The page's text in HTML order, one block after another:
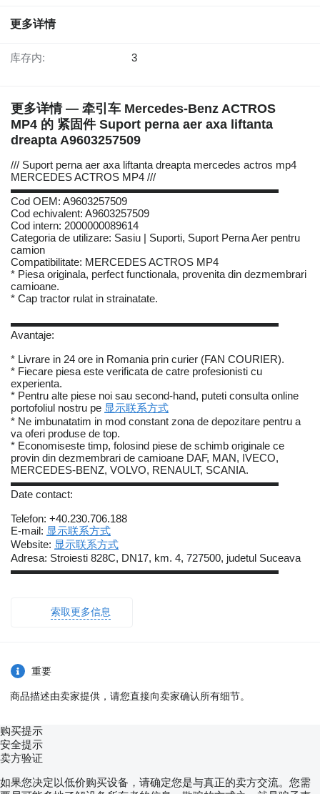
更多详情
库存内: 3
更多详情 — 牵引车 Mercedes-Benz ACTROS
MP4 的 紧固件 Suport perna aer axa liftanta
dreapta A9603257509
/// Suport perna aer axa liftanta dreapta mercedes actros mp4
MERCEDES ACTROS MP4 ///
▬▬▬▬▬▬▬▬▬▬▬▬▬▬▬▬▬▬▬▬▬▬▬▬▬
Cod OEM: A9603257509
Cod echivalent: A9603257509
Cod intern: 2000000089614
Categoria de utilizare: Sasiu | Suporti, Suport Perna Aer pentru
camion
Compatibilitate: MERCEDES ACTROS MP4
* Piesa originala, perfect functionala, provenita din dezmembrari
camioane.
* Cap tractor rulat in strainatate.
▬▬▬▬▬▬▬▬▬▬▬▬▬▬▬▬▬▬▬▬▬▬▬▬▬
Avantaje:
* Livrare in 24 ore in Romania prin curier (FAN COURIER).
* Fiecare piesa este verificata de catre profesionisti cu
experienta.
* Pentru alte piese noi sau second-hand, puteti consulta online
portofoliul nostru pe 显示联系方式
* Ne imbunatatim in mod constant zona de depozitare pentru a
va oferi produse de top.
* Economiseste timp, folosind piese de schimb originale ce
provin din dezmembrari de camioane DAF, MAN, IVECO,
MERCEDES-BENZ, VOLVO, RENAULT, SCANIA.
▬▬▬▬▬▬▬▬▬▬▬▬▬▬▬▬▬▬▬▬▬▬▬▬▬
Date contact:
Telefon: +40.230.706.188
E-mail: 显示联系方式
Website: 显示联系方式
Adresa: Stroiesti 828C, DN17, km. 4, 727500, judetul Suceava
▬▬▬▬▬▬▬▬▬▬▬▬▬▬▬▬▬▬▬▬▬▬▬▬▬
索取更多信息
重要
商品描述由卖家提供，请您直接向卖家确认所有细节。
购买提示
安全提示
卖方验证
如果您决定以低价购买设备，请确定您是与真正的卖方交流。您需